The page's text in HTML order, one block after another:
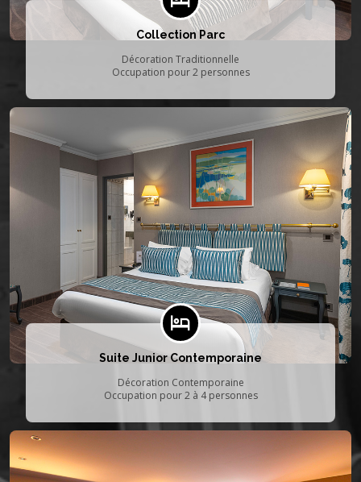
Collection Parc
Décoration Traditionnelle
Occupation pour 2 personnes
Suite Junior Contemporaine
Décoration Contemporaine
Occupation pour 2 à 4 personnes